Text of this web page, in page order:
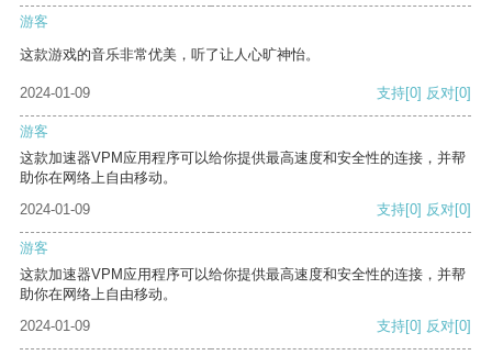
游客
这款游戏的音乐非常优美，听了让人心旷神怡。
2024-01-09 支持[0] 反对[0]
游客
这款加速器VPM应用程序可以给你提供最高速度和安全性的连接，并帮
助你在网络上自由移动。
2024-01-09
支持[0] 反对[0]
游客
这款加速器VPM应用程序可以给你提供最高速度和安全性的连接，并帮
助你在网络上自由移动。
2024-01-09
支持[0] 反对[0]